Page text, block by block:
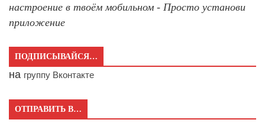
настроение в твоём мобильном - Просто установи
приложение
ПОДПИСЫВАЙСЯ…
на группу Вконтакте
ОТПРАВИТЬ В…